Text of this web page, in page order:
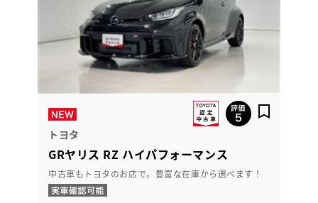
トヨタ
GRヤリス RZ ハイパフォーマンス
中古車もトヨタのお店で。豊富な在庫から選べます！